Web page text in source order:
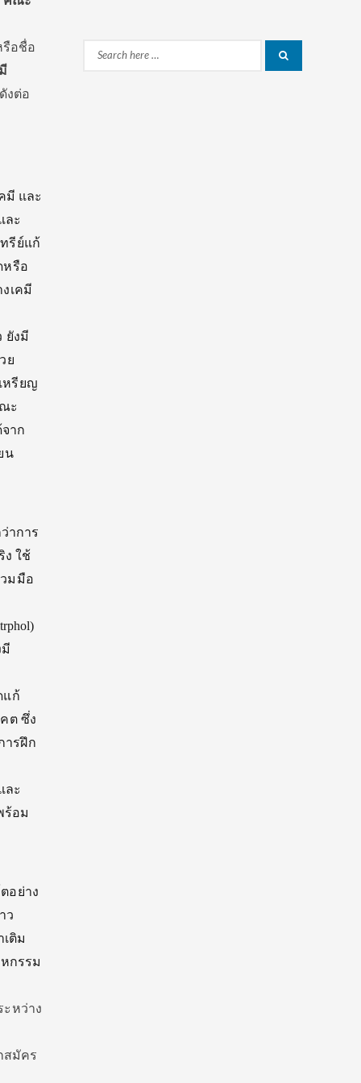
รือชื่อ
งต่อ
มี และ
ละ
รีย์แก้
หรือ
เคมี
ยังมี
ย
หรียญ
ะ
าก
น
าการ
ง ใช้
มมือ
มี
แก้
ต ซึ่ง
ารฝึก
ละ
ร้อม
อย่าง
ว
ติม
กรรม
หว่าง
สมัคร
Search